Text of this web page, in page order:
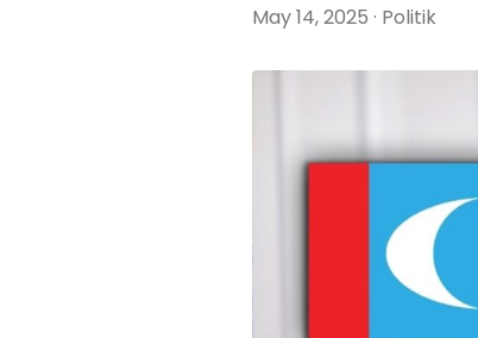
May 14, 2025 · Politik